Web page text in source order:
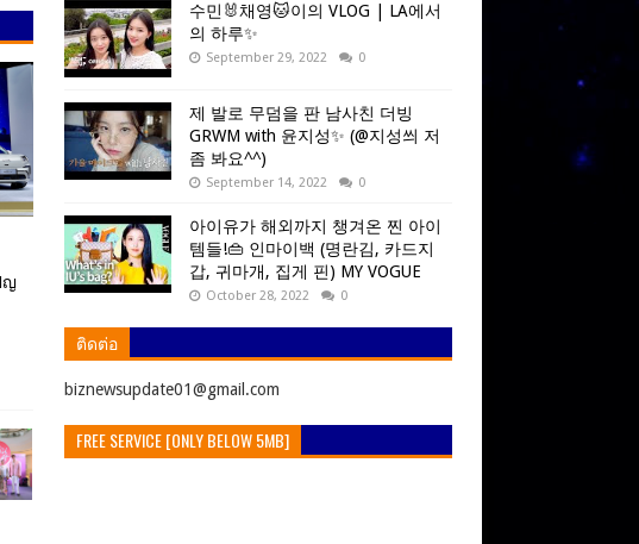
ญ
수민🐰채영🐱이의 VLOG | LA에서
의 하루✨
September 29, 2022 0
제 발로 무덤을 판 남사친 더빙
GRWM with 윤지성✨ (@지성씌 저
좀 봐요^^)
September 14, 2022 0
아이유가 해외까지 챙겨온 찐 아이
템들!👜 인마이백 (명란김, 카드지
갑, 귀마개, 집게 핀) MY VOGUE
October 28, 2022 0
ติดต่อ
ิbiznewsupdate01@gmail.com
FREE SERVICE [ONLY BELOW 5MB]